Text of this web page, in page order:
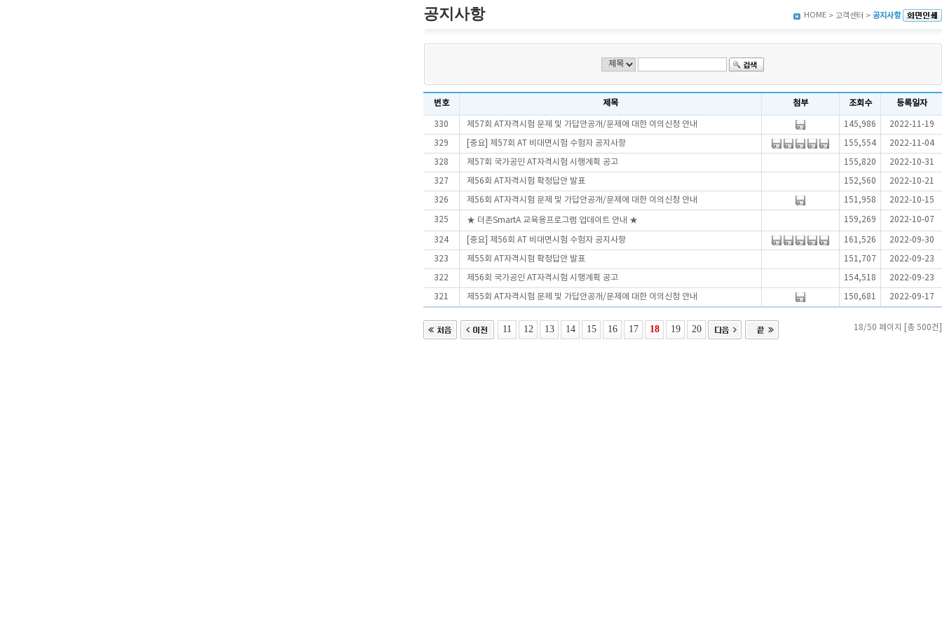
공지사항 HOME > 고객센터 > 공지사항
번호 제목 첨부 조회수 등록일자
330 제57회 AT자격시험 문제 및 가답안공개/문제에 대한 이의신청 안내 145,986 2022-11-19
329 [중요] 제57회 AT 비대면시험 수험자 공지사항 155,554 2022-11-04
328 제57회 국가공인 AT자격시험 시행계획 공고 155,820 2022-10-31
327 제56회 AT자격시험 확정답안 발표 152,560 2022-10-21
326 제56회 AT자격시험 문제 및 가답안공개/문제에 대한 이의신청 안내 151,958 2022-10-15
325 ★ 더존SmartA 교육용프로그램 업데이트 안내 ★ 159,269 2022-10-07
324 [중요] 제56회 AT 비대면시험 수험자 공지사항 161,526 2022-09-30
323 제55회 AT자격시험 확정답안 발표 151,707 2022-09-23
322 제56회 국가공인 AT자격시험 시행계획 공고 154,518 2022-09-23
321 제55회 AT자격시험 문제 및 가답안공개/문제에 대한 이의신청 안내 150,681 2022-09-17
11 12 13 14 15 16 17 18 19 20 18/50 페이지 [총 500건]